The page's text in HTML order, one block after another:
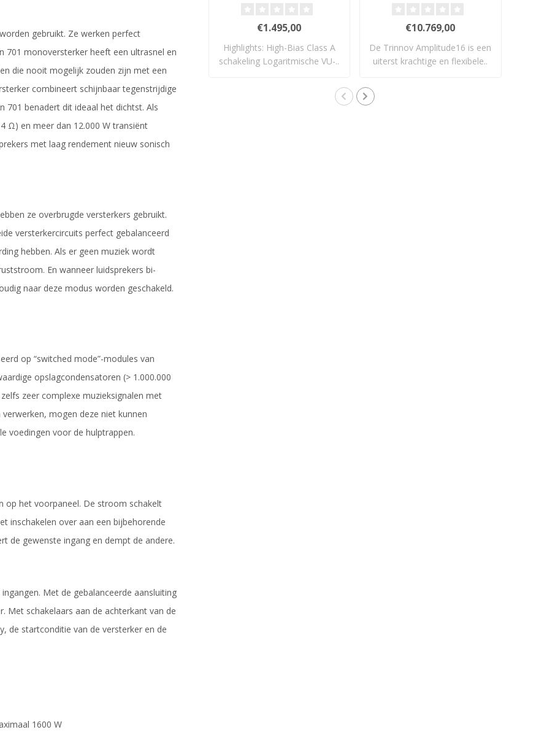
gebruikt. Ze werken perfect
701 monoversterker heeft een ultrasnel en
die nooit mogelijk zouden zijn met een
combineert schijnbaar tegenstrijdige
701 benadert dit ideaal het dichtst. Als
Ω) en meer dan 12.000 W transiënt
met laag rendement nieuw sonisch
ze overbrugde versterkers gebruikt.
versterkercircuits perfect gebalanceerd
hebben. Als er geen muziek wordt
En wanneer luidsprekers bi-
naar deze modus worden geschakeld.
op “switched mode”-modules van
opslagcondensatoren (> 1.000.000
zeer complexe muzieksignalen met
mogen deze niet kunnen
voedingen voor de hulptrappen.
op het voorpaneel. De stroom schakelt
inschakelen over aan een bijbehorende
de gewenste ingang en dempt de andere.
Met de gebalanceerde aansluiting
Met schakelaars aan de achterkant van de
de startconditie van de versterker en de
1600 W
€1.495,00
Highlights: High-Bias Class A
schakeling Logaritmische VU-..
€10.769,00
De Trinnov Amplitude16 is een
uiterst krachtige en flexibele..